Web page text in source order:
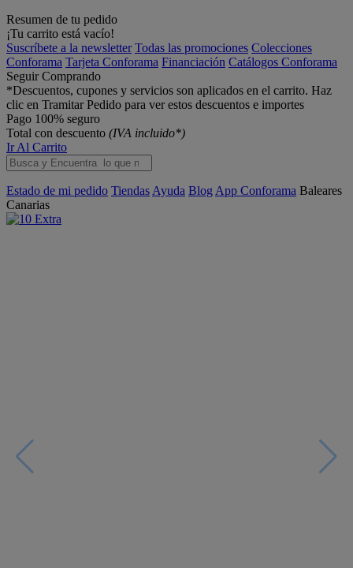
Resumen de tu pedido
¡Tu carrito está vacío!
Suscríbete a la newsletter Todas las promociones Colecciones
Conforama Tarjeta Conforama Financiación Catálogos Conforama
Seguir Comprando
*Descuentos, cupones y servicios son aplicados en el carrito. Haz
clic en Tramitar Pedido para ver estos descuentos e importes
Pago 100% seguro
Total con descuento (IVA incluido*)
Ir Al Carrito
Estado de mi pedido Tiendas Ayuda Blog App Conforama Baleares
Canarias